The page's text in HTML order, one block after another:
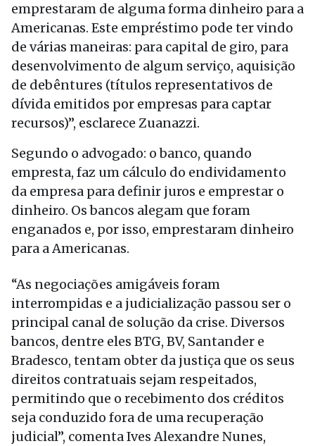
emprestaram de alguma forma dinheiro para a
Americanas. Este empréstimo pode ter vindo
de várias maneiras: para capital de giro, para
desenvolvimento de algum serviço, aquisição
de debêntures (títulos representativos de
dívida emitidos por empresas para captar
recursos)”, esclarece Zuanazzi.
Segundo o advogado: o banco, quando
empresta, faz um cálculo do endividamento
da empresa para definir juros e emprestar o
dinheiro. Os bancos alegam que foram
enganados e, por isso, emprestaram dinheiro
para a Americanas.
“As negociações amigáveis foram
interrompidas e a judicialização passou ser o
principal canal de solução da crise. Diversos
bancos, dentre eles BTG, BV, Santander e
Bradesco, tentam obter da justiça que os seus
direitos contratuais sejam respeitados,
permitindo que o recebimento dos créditos
seja conduzido fora de uma recuperação
judicial”, comenta Ives Alexandre Nunes,